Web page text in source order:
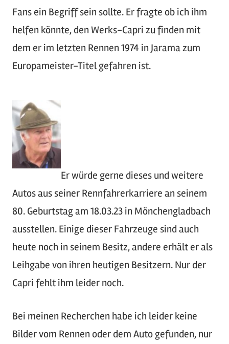
Fans ein Begriff sein sollte. Er fragte ob ich ihm
helfen könnte, den Werks-Capri zu finden mit
dem er im letzten Rennen 1974 in Jarama zum
Europameister-Titel gefahren ist.
Er würde gerne dieses und weitere
Autos aus seiner Rennfahrerkarriere an seinem
80. Geburtstag am 18.03.23 in Mönchengladbach
ausstellen. Einige dieser Fahrzeuge sind auch
heute noch in seinem Besitz, andere erhält er als
Leihgabe von ihren heutigen Besitzern. Nur der
Capri fehlt ihm leider noch.
Bei meinen Recherchen habe ich leider keine
Bilder vom Rennen oder dem Auto gefunden, nur